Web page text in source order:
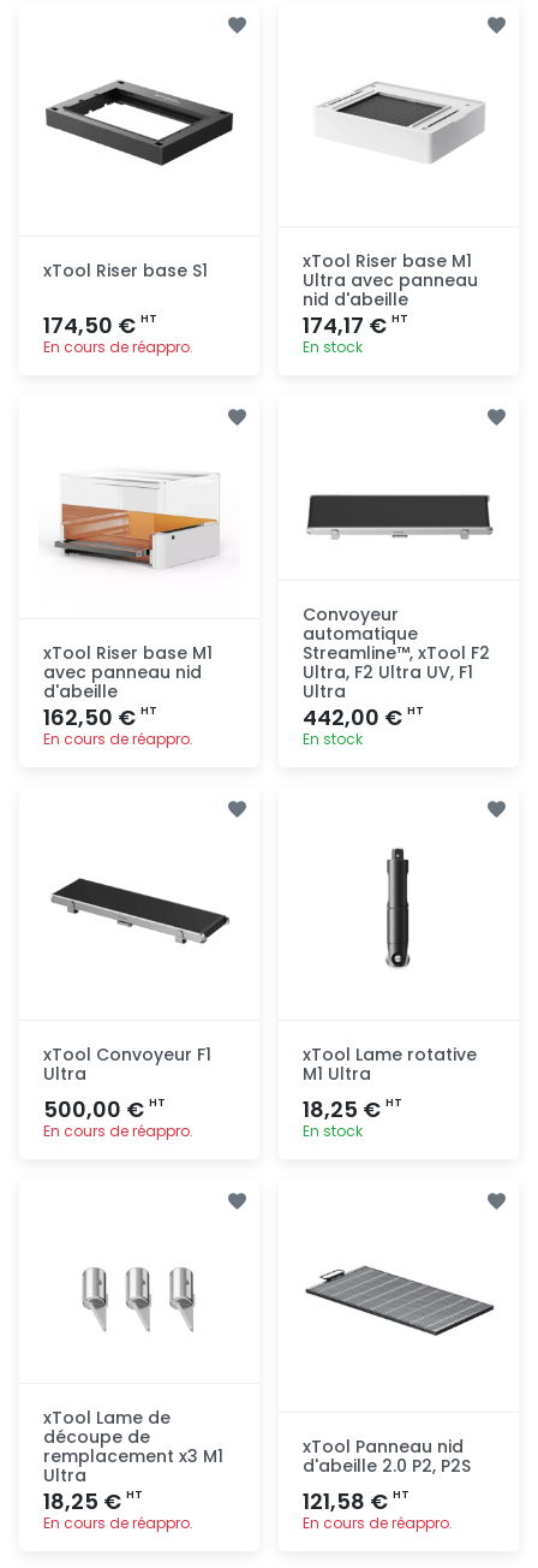
xTool Riser base S1
174,50 € HT
En cours de réappro.
xTool Riser base M1
Ultra avec panneau
nid d'abeille
174,17 € HT
En stock
xTool Riser base M1
avec panneau nid
d'abeille
162,50 € HT
En cours de réappro.
Convoyeur
automatique
Streamline™, xTool F2
Ultra, F2 Ultra UV, F1
Ultra
442,00 € HT
En stock
xTool Convoyeur F1
Ultra
500,00 € HT
En cours de réappro.
xTool Lame rotative
M1 Ultra
18,25 € HT
En stock
xTool Lame de
découpe de
remplacement x3 M1
Ultra
18,25 € HT
En cours de réappro.
xTool Panneau nid
d'abeille 2.0 P2, P2S
121,58 € HT
En cours de réappro.